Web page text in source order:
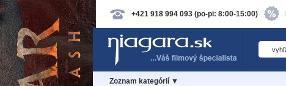
+421 918 994 093 (po-pi: 8:00-15:00)
Zoznam kategórií ▼